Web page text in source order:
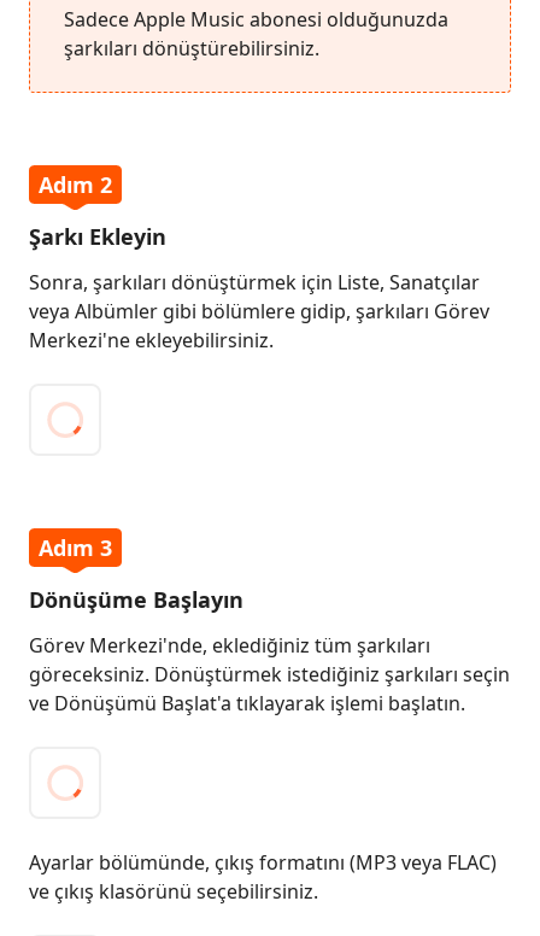
Sadece Apple Music abonesi olduğunuzda
şarkıları dönüştürebilirsiniz.
Adım 2
Şarkı Ekleyin
Sonra, şarkıları dönüştürmek için Liste, Sanatçılar
veya Albümler gibi bölümlere gidip, şarkıları Görev
Merkezi'ne ekleyebilirsiniz.
Adım 3
Dönüşüme Başlayın
Görev Merkezi'nde, eklediğiniz tüm şarkıları
göreceksiniz. Dönüştürmek istediğiniz şarkıları seçin
ve Dönüşümü Başlat'a tıklayarak işlemi başlatın.
Ayarlar bölümünde, çıkış formatını (MP3 veya FLAC)
ve çıkış klasörünü seçebilirsiniz.